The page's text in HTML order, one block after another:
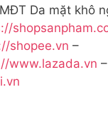
Da mặt khô
shopee.vn –
www.lazada.vn –